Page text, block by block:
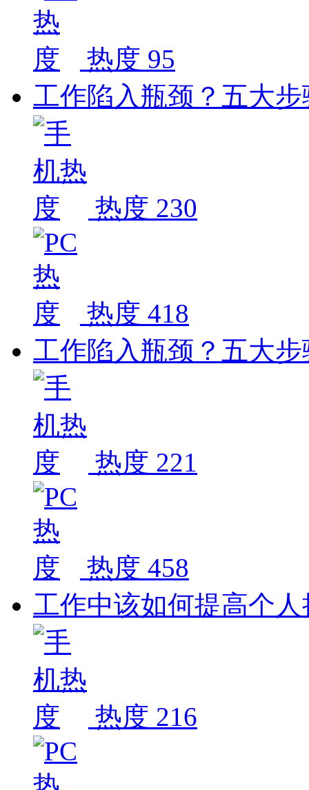
热度 95
工作陷入瓶颈？五大
热度 230
热度 418
工作陷入瓶颈？五大
热度 221
热度 458
工作中该如何提高个
热度 216